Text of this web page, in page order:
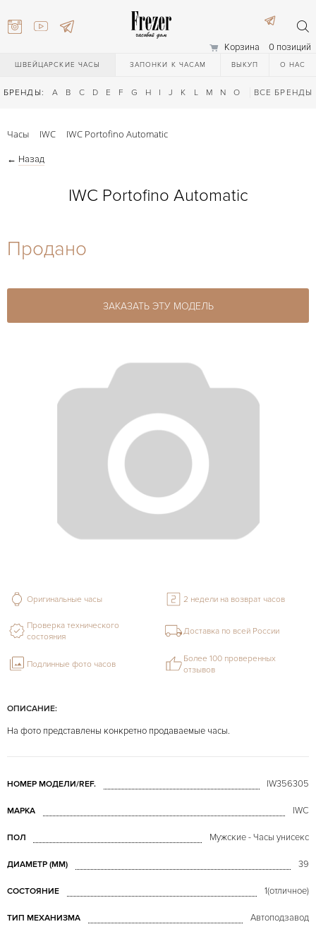
Корзина 0 позиций
ШВЕЙЦАРСКИЕ ЧАСЫ ЗАПОНКИ К ЧАСАМ ВЫКУП О НАС
БРЕНДЫ: A B C D E F G H I J K L M N O Q R S T
ВСЕ БРЕНДЫ
27-44
27-44
Часы IWC IWC Portofino Automatic
← Назад
IWC Portofino Automatic
Продано
ЗАКАЗАТЬ ЭТУ МОДЕЛЬ
ОПИСАНИЕ:
На фото представлены конкретно продаваемые часы.
НОМЕР МОДЕЛИ/REF. IW356305
МАРКА IWC
ПОЛ Мужские - Часы унисекс
ДИАМЕТР (MM) 39
СОСТОЯНИЕ 1(отличное)
ТИП МЕХАНИЗМА Автоподзавод
Оригинальные часы 2 недели на возврат часов
Проверка технического
состояния
Доставка по всей России
Подлинные фото часов
Более 100 проверенных
отзывов